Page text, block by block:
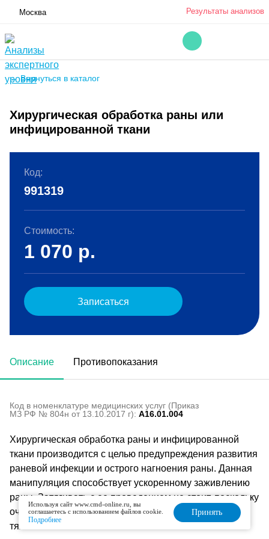
Москва Результаты анализов
← Вернуться в каталог
Хирургическая обработка раны или
инфицированной ткани
Описание Противопоказания
Код в номенклатуре медицинских услуг (Приказ
МЗ РФ № 804н от 13.10.2017 г): A16.01.004
Хирургическая обработка раны и инфицированной
ткани производится с целью предупреждения развития
раневой инфекции и острого нагноения раны. Данная
манипуляция способствует ускоренному заживлению
раны. Затягивать с ее проведением не стоит, поскольку
очаг поражения может увеличиться и привести к
тяжелым осложнениям.
Код:
991319
Стоимость:
1 070 р.
Записаться
Используя сайт www.cmd-online.ru, вы
соглашаетесь с использованием файлов cookie.
Подробнее
Принять